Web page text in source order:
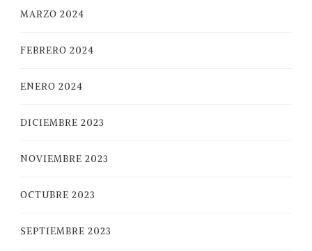
MARZO 2024
FEBRERO 2024
ENERO 2024
DICIEMBRE 2023
NOVIEMBRE 2023
OCTUBRE 2023
SEPTIEMBRE 2023